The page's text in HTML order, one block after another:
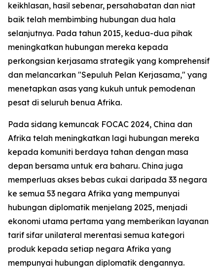
keikhlasan, hasil sebenar, persahabatan dan niat
baik telah membimbing hubungan dua hala
selanjutnya. Pada tahun 2015, kedua-dua pihak
meningkatkan hubungan mereka kepada
perkongsian kerjasama strategik yang komprehensif
dan melancarkan "Sepuluh Pelan Kerjasama," yang
menetapkan asas yang kukuh untuk pemodenan
pesat di seluruh benua Afrika.
Pada sidang kemuncak FOCAC 2024, China dan
Afrika telah meningkatkan lagi hubungan mereka
kepada komuniti berdaya tahan dengan masa
depan bersama untuk era baharu. China juga
memperluas akses bebas cukai daripada 33 negara
ke semua 53 negara Afrika yang mempunyai
hubungan diplomatik menjelang 2025, menjadi
ekonomi utama pertama yang memberikan layanan
tarif sifar unilateral merentasi semua kategori
produk kepada setiap negara Afrika yang
mempunyai hubungan diplomatik dengannya.